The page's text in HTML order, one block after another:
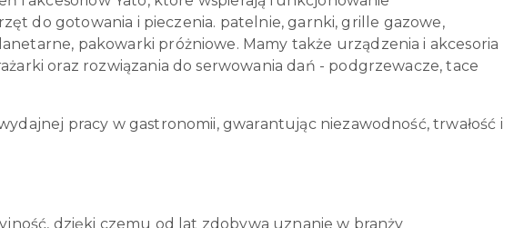
do gotowania i pieczenia. patelnie, garnki, grille gazowe,
pakowarki próżniowe. Mamy także urządzenia i akcesoria
oraz rozwiązania do serwowania dań - podgrzewacze, tace
pracy w gastronomii, gwarantując niezawodność, trwałość i
dzięki czemu od lat zdobywa uznanie w branży